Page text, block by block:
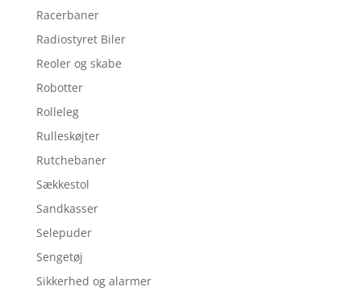
Racerbaner
Radiostyret Biler
Reoler og skabe
Robotter
Rolleleg
Rulleskøjter
Rutchebaner
Sækkestol
Sandkasser
Selepuder
Sengetøj
Sikkerhed og alarmer